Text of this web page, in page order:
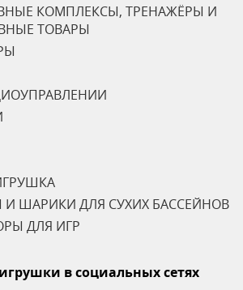
КОМПЛЕКСЫ, ТРЕНАЖЁРЫ И
ТОВАРЫ
И ШАРИКИ ДЛЯ СУХИХ БАССЕЙНОВ
ДЛЯ ИГР
в социальных сетях